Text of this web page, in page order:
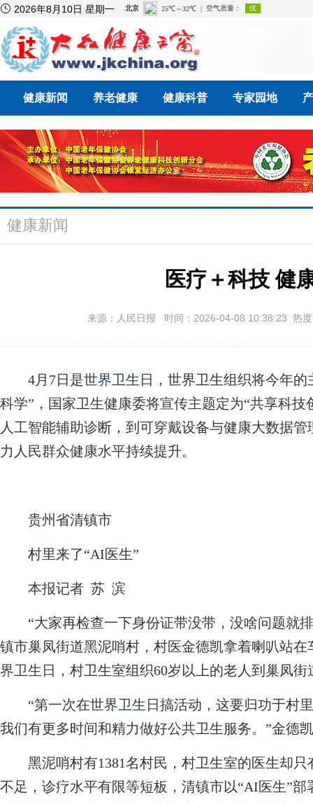
 2026年8月10日 星期一
健康新闻 养老健康 健康科普 专家园地
健康新闻
医疗＋科技 健
来源：人民日报 时间：2026-04-08 10:38:23 热
4月7日是世界卫生日
，世界卫生组织将今年
科学”，国家卫生健康委将宣传主题定为“共享科
人工智能辅助诊断，到可穿戴设备与健康大数据
力人民群众健康水平持续提升。
贵州省清镇市
村里来了“AI医生”
本报记者 苏 滨
“大家再检查一下身份证带没带，没啥问题就排
镇市巢凤街道黑泥哨村，村医金德凯拿着喇叭站
界卫生日
，村卫生室组织60岁以上的老人到巢凤
“第一次在世界卫生日 搞活动，这要归功于村
我们有更多时间和精力做好公共卫生服务。”金德
黑泥哨村有1381名村民，村卫生室的医生却只
不足，诊疗水平有限等短板，清镇市以“AI医生”